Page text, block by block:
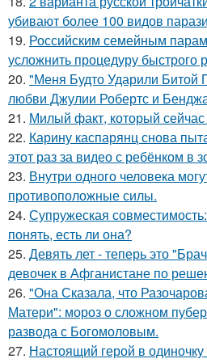
убивают более 100 видов
19. Российским семейным
усложнить процедуру быстрого
20. "Меня Будто Ударили Битой
любви Джулии Робертс и
21. Милый факт, который сейчас
22. Карину каспарянц снова
этот раз за видео с ребёнком в
23. Внутри одного человека
противоположные силы.
24. Супружеская совместимость:
понять, есть ли она?
25. Девять лет - теперь это
девочек в Афганистане по
26. "Она Сказала, что
Матери": мороз о сложном
развода с Богомоловым.
27. Настоящий герой в